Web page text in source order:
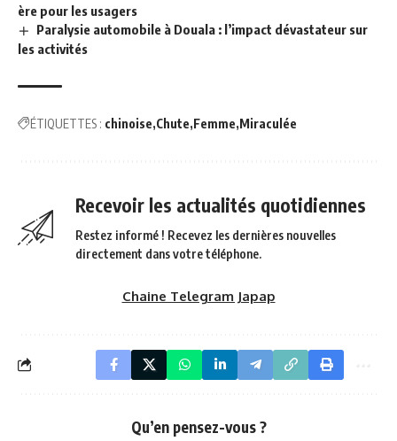
ère pour les usagers
Paralysie automobile à Douala : l’impact dévastateur sur
les activités
ÉTIQUETTES : chinoise Chute Femme Miraculée
Recevoir les actualités quotidiennes
Restez informé ! Recevez les dernières nouvelles
directement dans votre téléphone.
Chaine Telegram Japap
Qu’en pensez-vous ?